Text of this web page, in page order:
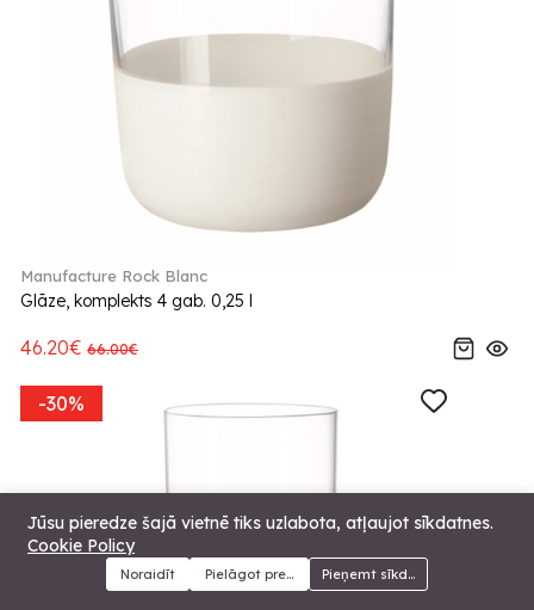
Menu Kategorijas Meklēt Grozs
Manufacture Rock Blanc
Glāze, komplekts 4 gab. 0,25 l
46.20€ 66.00€
-30%
Jūsu pieredze šajā vietnē tiks uzlabota, atļaujot sīkdatnes.
Cookie Policy
Noraidīt Pielāgot preferencesPieņemt sīkdatnes